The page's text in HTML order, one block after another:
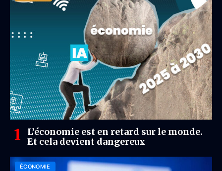
L’économie est en retard sur le monde.
Et cela devient dangereux
ÉCONOMIE